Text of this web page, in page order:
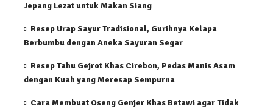
Jepang Lezat untuk Makan Siang
Resep Urap Sayur Tradisional, Gurihnya Kelapa
Berbumbu dengan Aneka Sayuran Segar
Resep Tahu Gejrot Khas Cirebon, Pedas Manis Asam
dengan Kuah yang Meresap Sempurna
Cara Membuat Oseng Genjer Khas Betawi agar Tidak